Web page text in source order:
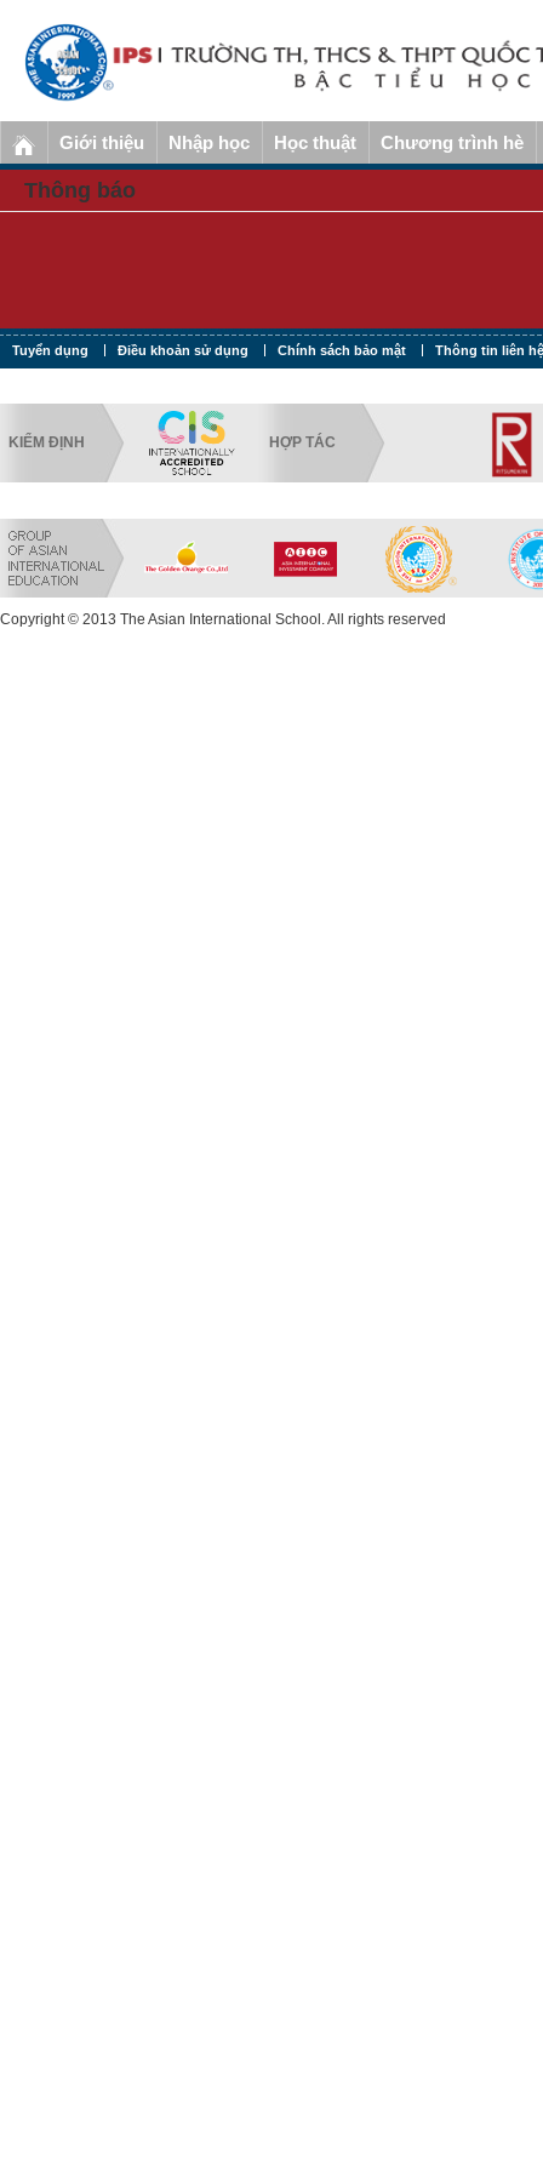
Giới thiệu Nhập học Học thuật Chương trình hè
Thông báo
Tuyển dụng Điều khoản sử dụng Chính sách bảo mật Thông tin liên hệ
KIỂM ĐỊNH HỢP TÁC
Copyright © 2013 The Asian International School. All rights reserved